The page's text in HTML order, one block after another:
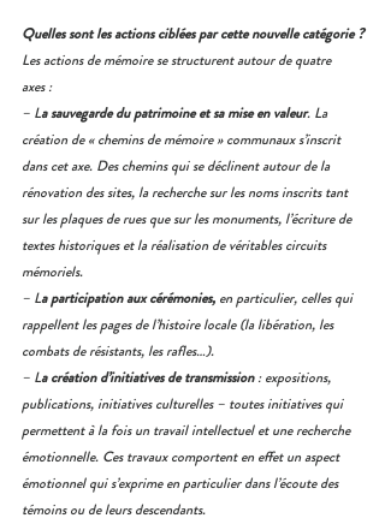
Quelles sont les actions ciblées par cette nouvelle catégorie ?
Les actions de mémoire se structurent autour de quatre
axes :
– La sauvegarde du patrimoine et sa mise en valeur. La
création de « chemins de mémoire » communaux s’inscrit
dans cet axe. Des chemins qui se déclinent autour de la
rénovation des sites, la recherche sur les noms inscrits tant
sur les plaques de rues que sur les monuments, l’écriture de
textes historiques et la réalisation de véritables circuits
mémoriels.
– La participation aux cérémonies, en particulier, celles qui
rappellent les pages de l’histoire locale (la libération, les
combats de résistants, les rafles…).
– La création d’initiatives de transmission : expositions,
publications, initiatives culturelles – toutes initiatives qui
permettent à la fois un travail intellectuel et une recherche
émotionnelle. Ces travaux comportent en effet un aspect
émotionnel qui s’exprime en particulier dans l’écoute des
témoins ou de leurs descendants.